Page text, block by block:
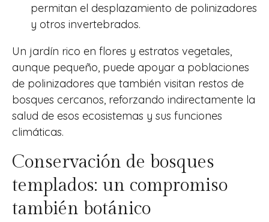
permitan el desplazamiento de polinizadores
y otros invertebrados.
Un jardín rico en flores y estratos vegetales,
aunque pequeño, puede apoyar a poblaciones
de polinizadores que también visitan restos de
bosques cercanos, reforzando indirectamente la
salud de esos ecosistemas y sus funciones
climáticas.
Conservación de bosques
templados: un compromiso
también botánico